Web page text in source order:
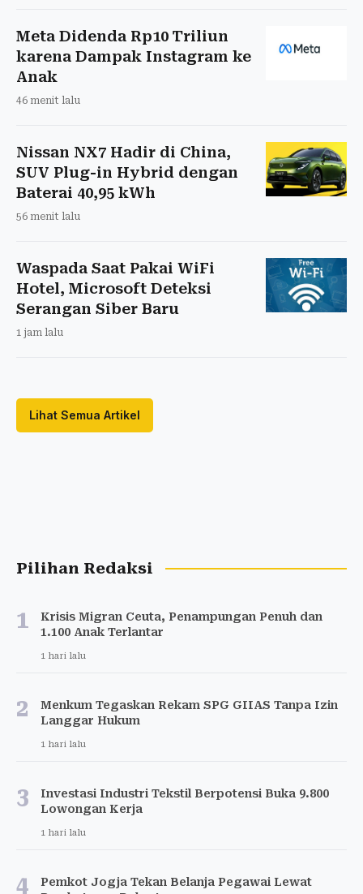
Meta Didenda Rp10 Triliun
karena Dampak Instagram ke
Anak
46 menit lalu
Nissan NX7 Hadir di China,
SUV Plug-in Hybrid dengan
Baterai 40,95 kWh
56 menit lalu
Waspada Saat Pakai WiFi
Hotel, Microsoft Deteksi
Serangan Siber Baru
1 jam lalu
Lihat Semua Artikel
Pilihan Redaksi
1
Krisis Migran Ceuta, Penampungan Penuh dan
1.100 Anak Terlantar
1 hari lalu
2
Menkum Tegaskan Rekam SPG GIIAS Tanpa Izin
Langgar Hukum
1 hari lalu
3
Investasi Industri Tekstil Berpotensi Buka 9.800
Lowongan Kerja
1 hari lalu
4
Pemkot Jogja Tekan Belanja Pegawai Lewat